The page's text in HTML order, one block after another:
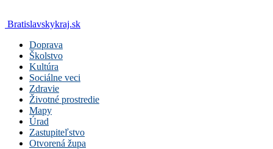
Bratislavskykraj.sk
Doprava
Školstvo
Kultúra
Sociálne veci
Zdravie
Životné prostredie
Mapy
Úrad
Zastupiteľstvo
Otvorená župa